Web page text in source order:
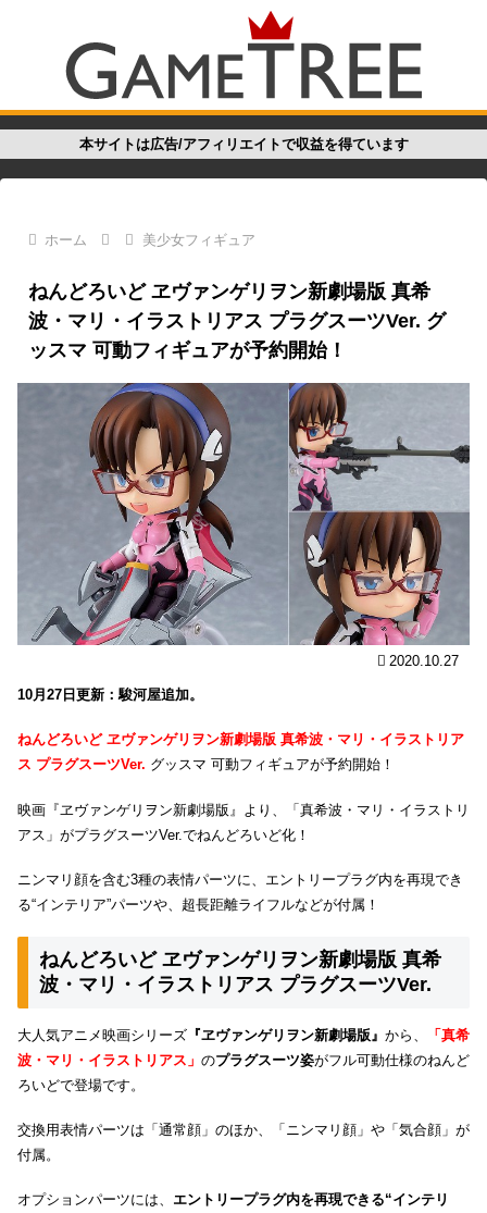
本サイトは広告/アフィリエイトで収益を得ています
ホーム 美少女フィギュア
ねんどろいど ヱヴァンゲリヲン新劇場版 真希
波・マリ・イラストリアス プラグスーツVer. グ
ッスマ 可動フィギュアが予約開始！
2020.10.27
10月27日更新：駿河屋追加。
ねんどろいど ヱヴァンゲリヲン新劇場版 真希波・マリ・イラストリア
ス プラグスーツVer. グッスマ 可動フィギュアが予約開始！
映画『ヱヴァンゲリヲン新劇場版』より、「真希波・マリ・イラストリ
アス」がプラグスーツVer.でねんどろいど化！
ニンマリ顔を含む3種の表情パーツに、エントリープラグ内を再現でき
る“インテリア”パーツや、超長距離ライフルなどが付属！
ねんどろいど ヱヴァンゲリヲン新劇場版 真希
波・マリ・イラストリアス プラグスーツVer.
大人気アニメ映画シリーズ 『ヱヴァンゲリヲン新劇場版』 から、
「真希
波・マリ・イラストリアス」 のプラグスーツ姿がフル可動仕様のねんど
ろいどで登場です。
交換用表情パーツは「通常顔」のほか、「ニンマリ顔」や「気合顔」が
付属。
オプションパーツには、 エントリープラグ内を再現できる“インテリ